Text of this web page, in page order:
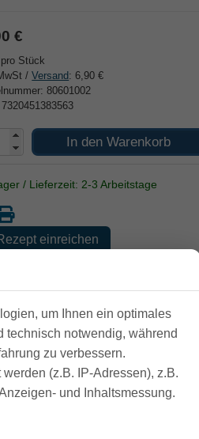
€
Stück
/Versand: 6,90 €
80601002
In den Warenkorb
/ Lieferzeit: 2-3 Arbeitstage
einreichen
um Ihnen ein optimales
technisch notwendig, während
zu verbessern.
(z.B. IP-Adressen), z.B.
und Inhaltsmessung.